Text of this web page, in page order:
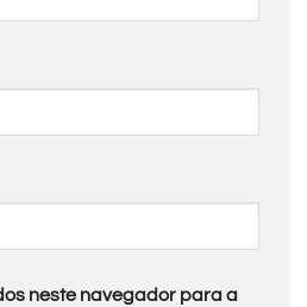
neste navegador para a